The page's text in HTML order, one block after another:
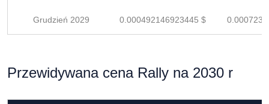
Grudzień 2029 0.000492146923445 $
Przewidywana cena Rally na 2030 r